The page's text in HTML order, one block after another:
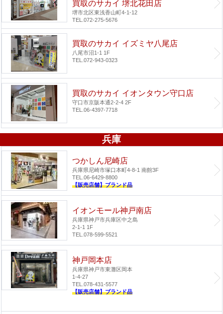
買取のサカイ 堺北花田店
堺市北区東浅香山町4-1-12
TEL.072-275-5676
買取のサカイ イズミヤ八尾店
八尾市沼1-1 1F
TEL.072-943-0323
買取のサカイ イオンタウン守口店
守口市京阪本通2-2-4 2F
TEL.06-4397-7718
兵庫
つかしん尼崎店
兵庫県尼崎市塚口本町4-8-1 南館3F
TEL.06-6429-8800
【販売店舗】ブランド品
イオンモール神戸南店
兵庫県神戸市兵庫区中之島
2-1-1 1F
TEL.078-599-5521
神戸岡本店
兵庫県神戸市東灘区岡本
1-4-27
TEL.078-431-5577
【販売店舗】ブランド品